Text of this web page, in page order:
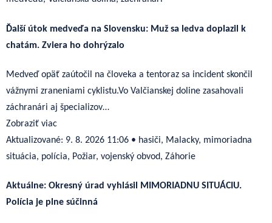
Ďalší útok medveďa na Slovensku: Muž sa ledva doplazil k
chatám. Zviera ho dohrýzalo
Medveď opäť zaútočil na človeka a tentoraz sa incident skončil
vážnymi zraneniami cyklistu.Vo Valčianskej doline zasahovali
záchranári aj špecializov…
Zobraziť viac
Aktualizované: 9. 8. 2026 11:06 • hasiči, Malacky, mimoriadna
situácia, polícia, Požiar, vojenský obvod, Záhorie
Aktuálne: Okresný úrad vyhlásil MIMORIADNU SITUÁCIU.
Polícia je plne súčinná